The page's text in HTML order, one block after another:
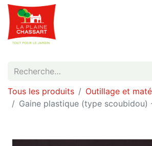
Tous les produits
Outillage et
Gaine plastique (type scoubidou)